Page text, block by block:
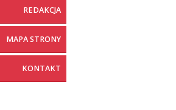
REDAKCJA
MAPA STRONY
KONTAKT